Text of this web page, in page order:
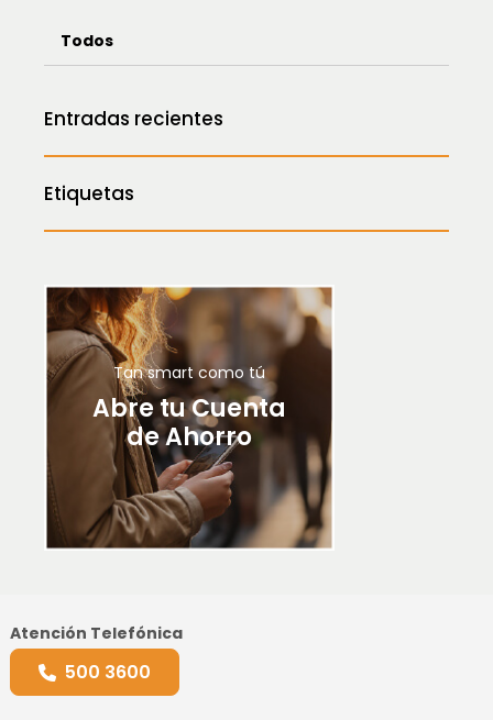
Todos
Entradas recientes
Etiquetas
Tan smart como tú
Abre tu Cuenta
de Ahorro
Atención Telefónica
500 3600